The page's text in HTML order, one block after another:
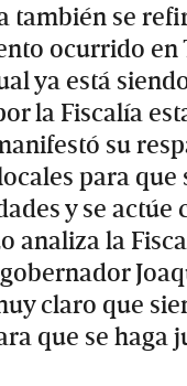
también se
ocurrido en
ya está
la Fiscalía
su
para que
y se actúe
analiza la
claro que
que se haga